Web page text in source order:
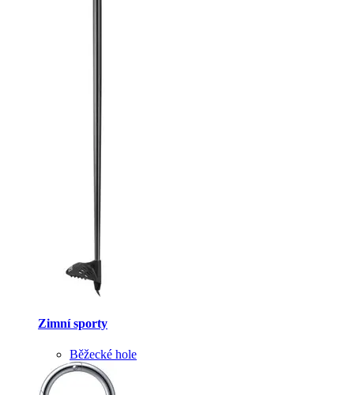
Zimní sporty
Běžecké hole